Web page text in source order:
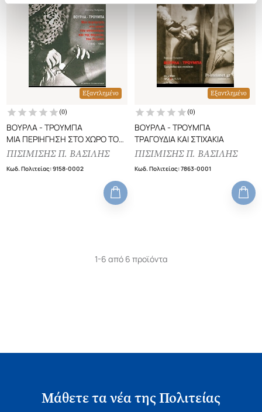
Εξαντλημένο
(0)
ΒΟΥΡΛΑ - ΤΡΟΥΜΠΑ
ΜΙΑ ΠΕΡΙΗΓΗΣΗ ΣΤΟ ΧΩΡΟ ΤΟΥ
ΥΠΟΚΟΣΜΟΥ ΚΑΙ ΤΗΣ
1968)
ΠΙΣΙΜΙΣΗΣ Π. ΒΑΣΙΛΗΣ
Κωδ. Πολιτείας:9158-0002
Εξαντλημένο
(0)
ΒΟΥΡΛΑ - ΤΡΟΥΜΠΑ
ΤΡΑΓΟΥΔΙΑ ΚΑΙ ΣΤΙΧΑΚΙΑ
ΠΙΣΙΜΙΣΗΣ Π. ΒΑΣΙΛΗΣ
Κωδ. Πολιτείας:7863-0001
1-6 από 6 προϊόντα
Μάθετε τα νέα της Πολιτείας